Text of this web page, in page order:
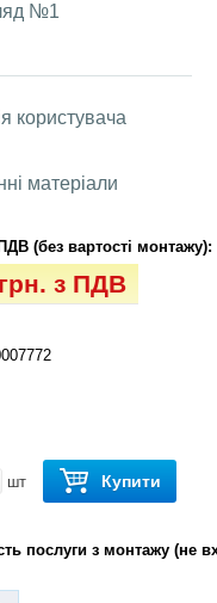
№1
користувача
матеріали
(без вартості монтажу):
з ПДВ
шт Купити
послуги з монтажу (не